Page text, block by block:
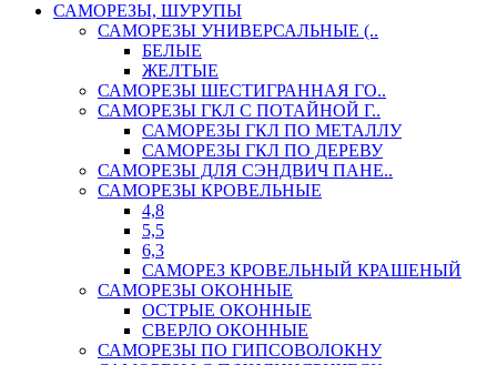
САМОРЕЗЫ, ШУРУПЫ
САМОРЕЗЫ УНИВЕРСАЛЬНЫЕ (..
БЕЛЫЕ
ЖЕЛТЫЕ
САМОРЕЗЫ ШЕСТИГРАННАЯ ГО..
САМОРЕЗЫ ГКЛ С ПОТАЙНОЙ Г..
САМОРЕЗЫ ГКЛ ПО МЕТАЛЛУ
САМОРЕЗЫ ГКЛ ПО ДЕРЕВУ
САМОРЕЗЫ ДЛЯ СЭНДВИЧ ПАНЕ..
САМОРЕЗЫ КРОВЕЛЬНЫЕ
4,8
5,5
6,3
САМОРЕЗ КРОВЕЛЬНЫЙ КРАШЕНЫЙ
САМОРЕЗЫ ОКОННЫЕ
ОСТРЫЕ ОКОННЫЕ
СВЕРЛО ОКОННЫЕ
САМОРЕЗЫ ПО ГИПСОВОЛОКНУ